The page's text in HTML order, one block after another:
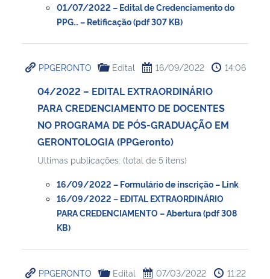
01/07/2022 – Edital de Credenciamento do
PPG… – Retificação (pdf 307 KB)
PPGERONTO Edital 16/09/2022 14:06
04/2022 – EDITAL EXTRAORDINÁRIO
PARA CREDENCIAMENTO DE DOCENTES
NO PROGRAMA DE PÓS-GRADUAÇÃO EM
GERONTOLOGIA (PPGeronto)
Ultimas publicações: (total de 5 itens)
16/09/2022 – Formulário de inscrição – Link
16/09/2022 – EDITAL EXTRAORDINÁRIO
PARA CREDENCIAMENTO – Abertura (pdf 308
KB)
PPGERONTO Edital 07/03/2022 11:22